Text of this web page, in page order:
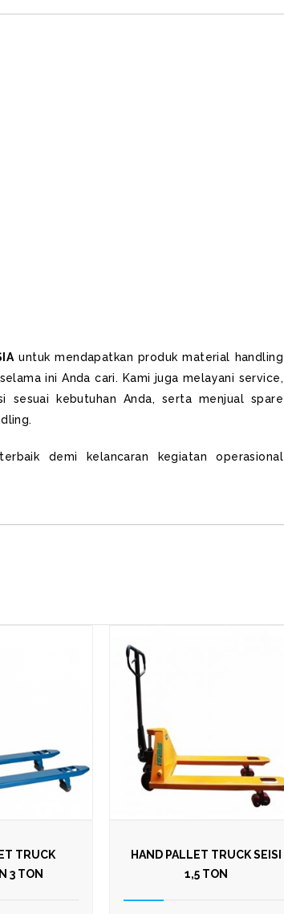
untuk mendapatkan produk material handling
ini Anda cari. Kami juga melayani service,
sesuai kebutuhan Anda, serta menjual spare
demi kelancaran kegiatan operasional
TRUCK
3 TON
HAND PALLET TRUCK SEISI
1,5 TON